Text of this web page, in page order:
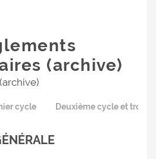
(archive)
cycle Deuxième cycle et